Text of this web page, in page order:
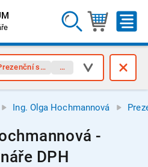
seminářeDPH
Ing. Olga Hochmannová
-
DPH